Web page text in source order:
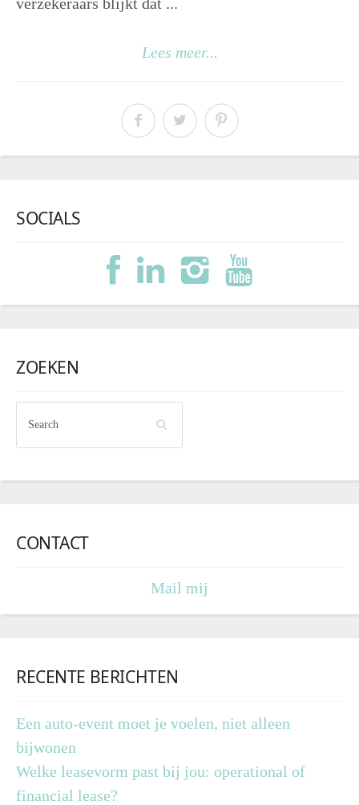
Lees meer...
SOCIALS
ZOEKEN
CONTACT
Mail mij
RECENTE BERICHTEN
Een auto-event moet je voelen, niet alleen
bijwonen
Welke leasevorm past bij jou: operational of
financial lease?